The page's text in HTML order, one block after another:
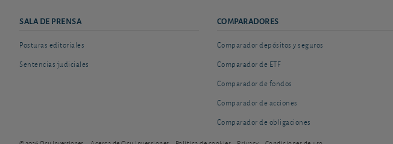
SALA DE PRENSA
Posturas editoriales
Sentencias judiciales
COMPARADORES
Comparador depósitos y seguros
Comparador de ETF
Comparador de fondos
Comparador de acciones
Comparador de obligaciones